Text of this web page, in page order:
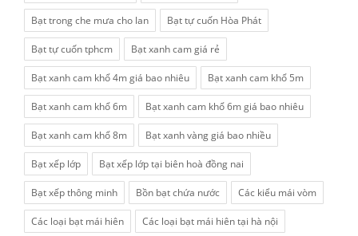
Bạt trong che mưa cho lan Bạt tự cuốn Hòa Phát
Bạt tự cuốn tphcm Bạt xanh cam giá rẻ
Bạt xanh cam khổ 4m giá bao nhiêu Bạt xanh cam khổ 5m
Bạt xanh cam khổ 6m Bạt xanh cam khổ 6m giá bao nhiêu
Bạt xanh cam khổ 8m Bạt xanh vàng giá bao nhiều
Bạt xếp lớp Bạt xếp lớp tại biên hoà đồng nai
Bạt xếp thông minh Bồn bạt chứa nước Các kiểu mái vòm
Các loại bạt mái hiên Các loại bạt mái hiên tại hà nội